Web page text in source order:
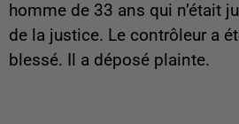
homme de 33 ans qui n’était
de la justice. Le contrôleur a
blessé. Il a déposé plainte.